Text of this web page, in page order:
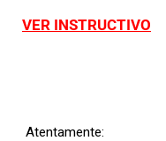
VER INSTRUCTIVO
Atentamente: